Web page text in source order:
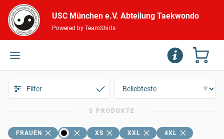
USC München e.V. Abteilung Taekwondo
Powered by TeamShirts
Filter
5 PRODUKTE
FRAUEN XS XXL
4XL